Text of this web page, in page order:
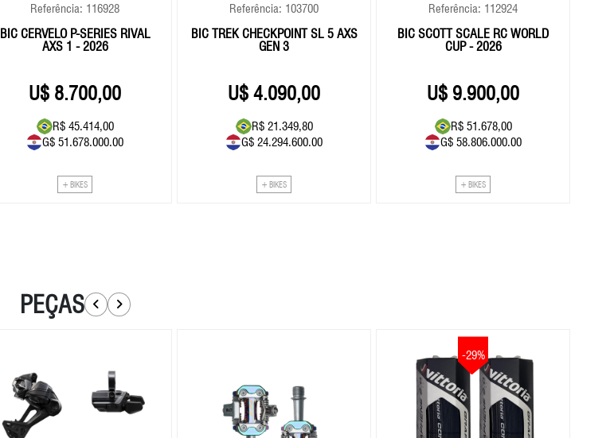
Referência: 116928
BIC CERVELO P-SERIES RIVAL
AXS 1 - 2026
8.700,00
R$ 45.414,00
G$ 51.678.000.00
+ BIKES
Referência: 103700
BIC TREK CHECKPOINT SL 5 AXS
GEN 3
4.090,00
R$ 21.349,80
G$ 24.294.600.00
+ BIKES
Referência: 112924
BIC SCOTT SCALE RC WORLD
CUP - 2026
9.900,00
R$ 51.678,00
G$ 58.806.000.00
+ BIKES
PEÇAS
-29%